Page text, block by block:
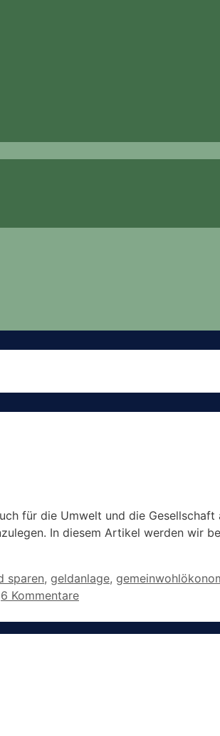
für die Umwelt und die Gesellschaft
In diesem Artikel werden wir
sparen, geldanlage,
6 Kommentare